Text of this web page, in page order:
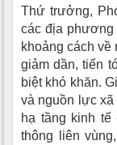
Thứ trưởng,
các địa phương
khoảng cách về
giảm dần, tiến
biệt khó khăn.
và nguồn lực xã
hạ tầng kinh
thông liên